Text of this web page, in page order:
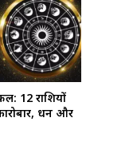
12 राशियों
धन और